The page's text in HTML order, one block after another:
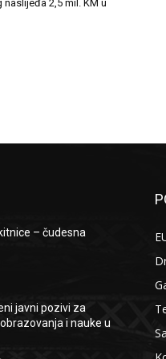
2,5 mil. KM u
– čudesna
javni pozivi za
i nauke u